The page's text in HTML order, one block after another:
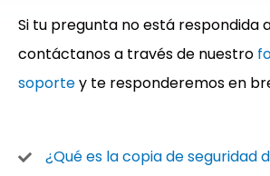
Si tu pregunta no está respondida
contáctanos a través de nuestro
soportey te responderemos en
¿Qué es la copia de seguridad